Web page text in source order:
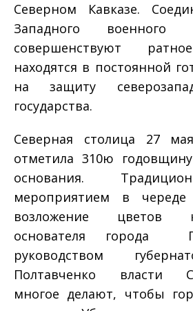
Северном Кавказе.
Западного военного
совершенствуют
находятся в постоянной
на защиту
государства.
Северная столица 27
отметила 310­ю
основания.
мероприятием в череде
возложение цветов
основателя города
руководством
Полтавченко власти
многое делают, чтобы